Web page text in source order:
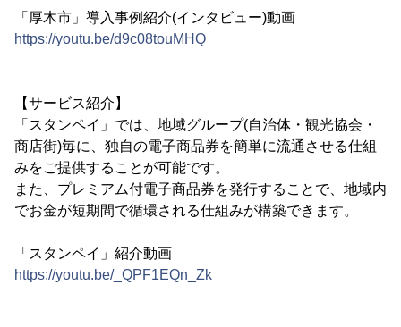
「厚木市」導入事例紹介(インタビュー)動画
https://youtu.be/d9c08touMHQ
【サービス紹介】
「スタンペイ」では、地域グループ(自治体・観光協会・
商店街)毎に、独自の電子商品券を簡単に流通させる仕組
みをご提供することが可能です。
また、プレミアム付電子商品券を発行することで、地域内
でお金が短期間で循環される仕組みが構築できます。
「スタンペイ」紹介動画
https://youtu.be/_QPF1EQn_Zk